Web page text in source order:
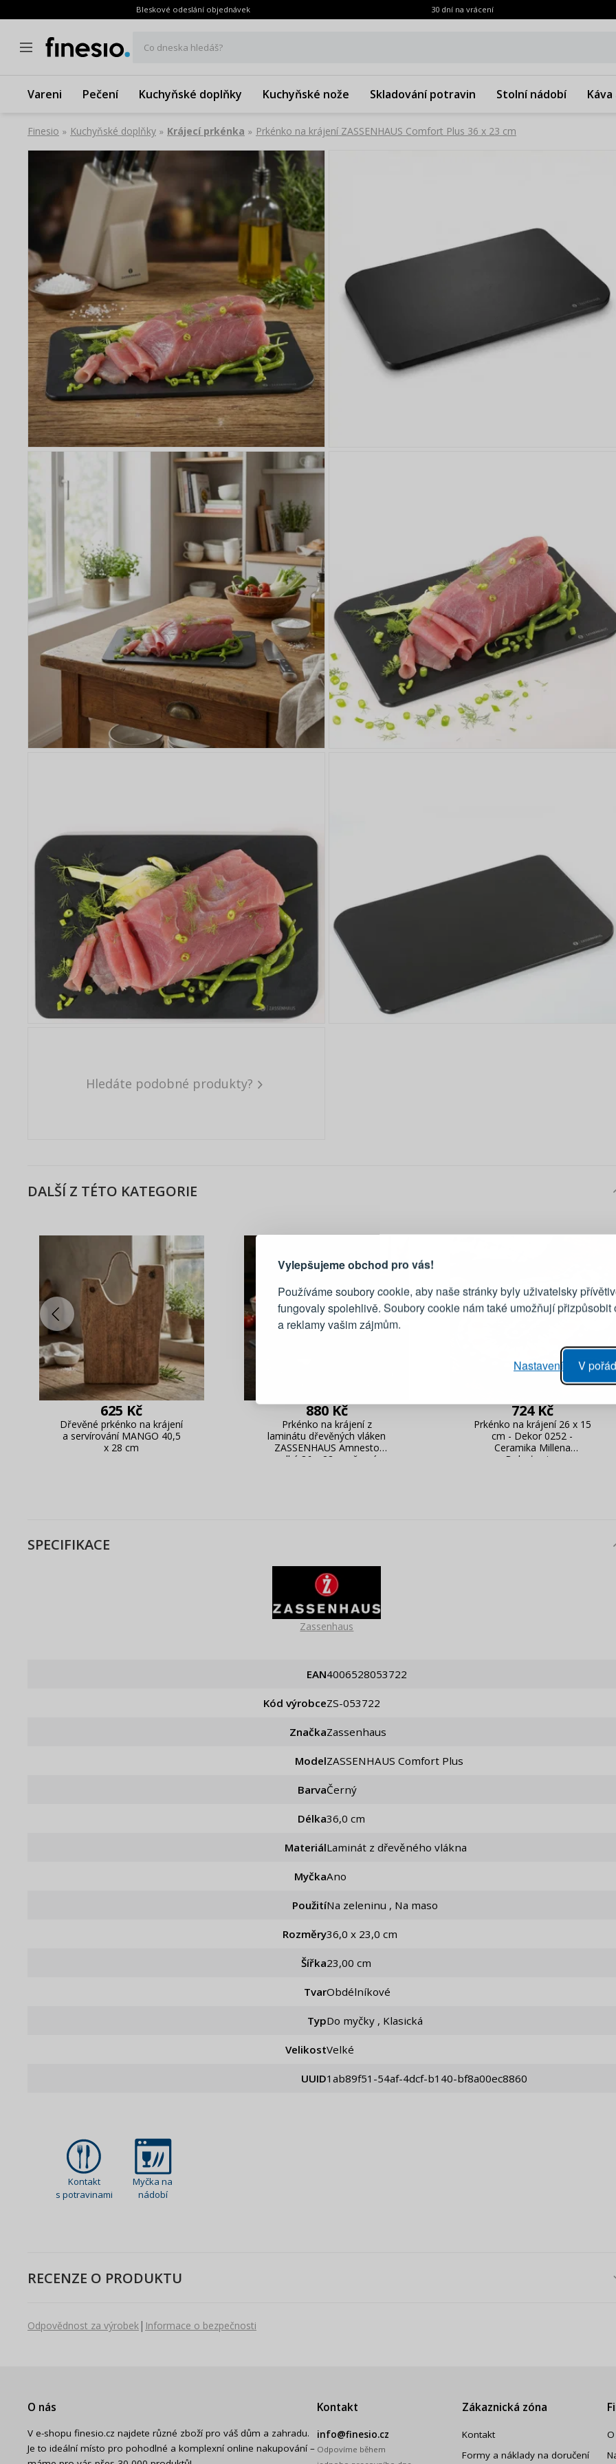
Vylepšujeme obchod pro vás!
Používáme soubory cookie, aby naše stránky byly uživatelsky
fungovaly spolehlivě. Soubory cookie nám také umožňují přizpůsobit
a reklamy vašim zájmům.
V
Nastavení
Bleskové odeslání objednávek 30 dní na vrácení
Co dneska hledáš?
Vareni Pečení Kuchyňské doplňky Kuchyňské nože Skladování potravin Stolní nádobí Káva
Finesio » Kuchyňské doplňky » Krájecí prkénka » Prkénko na krájení ZASSENHAUS Comfort Plus 36 x 23 cm
Hledáte podobné produkty?
DALŠÍ Z TÉTO KATEGORIE
625 Kč
Dřevěné prkénko na krájení
a servírování MANGO 40,5
x 28 cm
880 Kč
Prkénko na krájení z
laminátu dřevěných vláken
ZASSENHAUS Amnesto
velká 36 x 23 cm černá
724 Kč
Prkénko na krájení 26 x 15
cm - Dekor 0252 -
Ceramika Millena
Bolesławiec
SPECIFIKACE
Zassenhaus
EAN 4006528053722
Kód výrobce ZS-053722
Značka Zassenhaus
Model ZASSENHAUS Comfort Plus
Barva Černý
Délka 36,0 cm
Materiál Laminát z dřevěného vlákna
Myčka Ano
Použití Na zeleninu , Na maso
Rozměry 36,0 x 23,0 cm
Šířka 23,00 cm
Tvar Obdélníkové
Typ Do myčky , Klasická
Velikost Velké
UUID 1ab89f51-54af-4dcf-b140-bf8a00ec8860
Kontakt
s potravinami
Myčka na
nádobí
RECENZE O PRODUKTU
Odpovědnost za výrobek| Informace o bezpečnosti
O nás
V e-shopu finesio.cz najdete různé zboží pro váš dům a zahradu.
Je to ideální místo pro pohodlné a komplexní online nakupování –
Kontakt
info@finesio.cz
Odpovíme během
Zákaznická zóna
Kontakt
Formy a náklady na doručení
vytvořit účet
Živý náhled na změny v objednávce
Emailová adresa
PŘIHLÁSIT
Připomenutí